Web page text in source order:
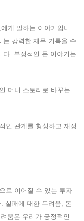
게 말하는 이야기입니
는 강력한 재무 기록을 수
다. 부정적인 돈 이야기는
머니 스토리로 바꾸는
인 관계를 형성하고 재정
로 이어질 수 있는 투자
실패에 대한 두려움, 돈
움은 우리가 긍정적인